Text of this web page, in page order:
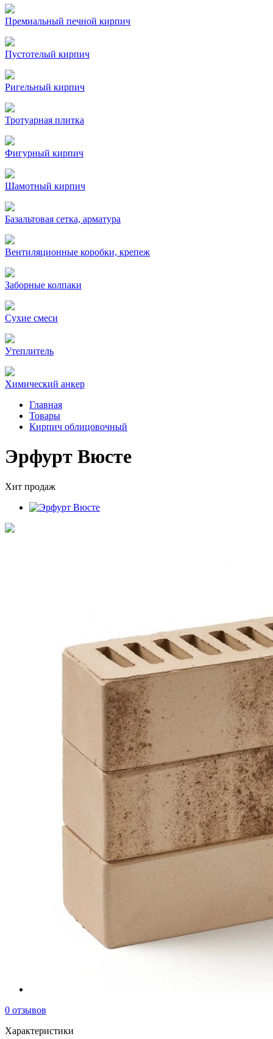
Премиальный печной кирпич
Пустотелый кирпич
Ригельный кирпич
Тротуарная плитка
Фигурный кирпич
Шамотный кирпич
Базальтовая сетка, арматура
Вентиляционные коробки, крепеж
Заборные колпаки
Сухие смеси
Утеплитель
Химический анкер
Главная
Товары
Кирпич облицовочный
Эрфурт Вюсте
Хит продаж
0 отзывов
Характеристики